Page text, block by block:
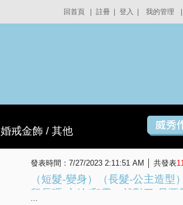
回首頁 註冊 登入 我的管理
婚戒金飾 / 其他
發表時間：7/27/2023 2:11:51 AM │ 共發表
（短髮-變身）（長髮-公主造型
留長嗎·交給(和霖）就對了·只
...